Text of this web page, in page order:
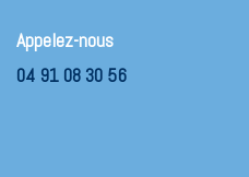
Appelez-nous
04 91 08 30 56